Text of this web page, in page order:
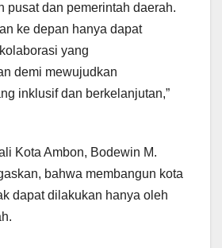
pusat dan pemerintah daerah.
ke depan hanya dapat
yang
demi mewujudkan
inklusif dan berkelanjutan,”
Kota Ambon, Bodewin M.
bahwa membangun kota
dapat dilakukan hanya oleh